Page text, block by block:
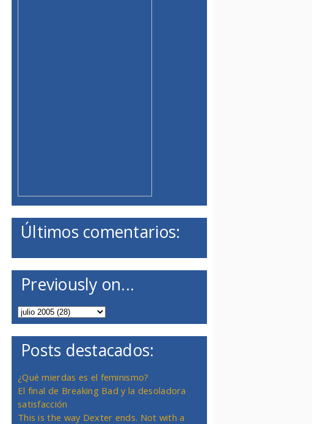
Últimos comentarios:
Previously on...
Posts destacados:
¿Qué mierdas es el feminismo?
El final de Breaking Bad y la desoladora
satisfacción
This is the way Dexter ends. Not with a